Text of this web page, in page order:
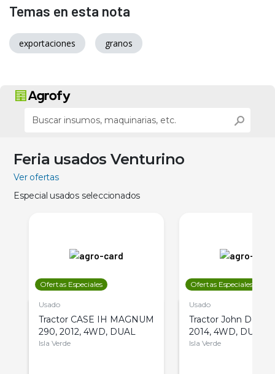
Temas en esta nota
exportaciones granos
Feria usados Venturino
Ver ofertas
Especial usados seleccionados
Ofertas Especiales
Usado
Tractor CASE IH MAGNUM
290, 2012, 4WD, DUAL
Isla Verde
Ofertas Especiales
Usado
Tractor John Deere
2014, 4WD, DUAL
Isla Verde